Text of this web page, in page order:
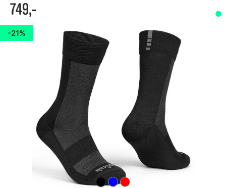
749,-
21%